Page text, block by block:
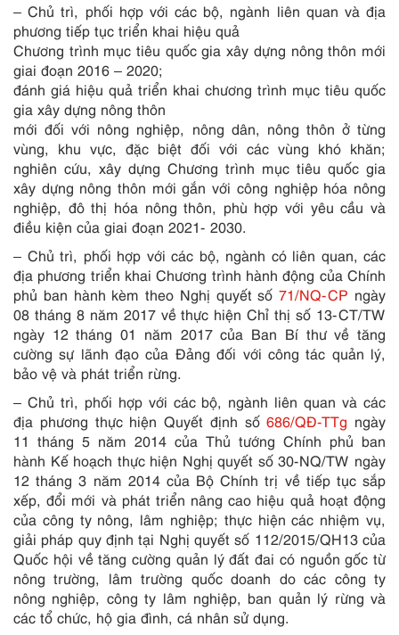
– Chủtrì, phối hợp với các bộ, ngành liên quan và địa
phương tiếp tục triển khai hiệu quả
Chương trình mục tiêu quốc gia xây dựng nông thôn mới
giai đoạn 2016 – 2020;
đánh giá hiệu quả triển khai chương trình mục tiêu quốc
gia xây dựng nông thôn
mới đối với nông nghiệp, nông dân, nông thôn ở từng
vùng, khu vực, đặc biệt đối với các vùng khó khăn;
nghiên cứu, xây dựng Chương trình mục tiêu quốc gia
xây dựng nông thôn mới gắn với công nghiệp hóa nông
nghiệp, đô thị hóa nông thôn, phù hợp với yêu cầu và
điều kiện của giai đoạn 2021- 2030.
– Chủ trì, phối hợp với các bộ, ngành có liên quan, các
địa phương triển khai Chương trình hành động của Chính
phủ ban hành kèm theo Nghị quyết số71/NQ-CP ngày
08 tháng 8 năm 2017 về thực hiện Chỉ thị số 13-CT/TW
ngày 12 tháng 01 năm 2017 của Ban Bí thư về tăng
cường sự lãnh đạo của Đảng đối với công tác quản lý,
bảo vệ và phát triển rừng.
– Chủ trì, phối hợp với các bộ, ngành liên quan và các
địa phương thực hiện Quyết định số686/QĐ-TTg ngày
11 tháng 5 năm 2014 của Thủ tướng Chính phủ ban
hành Kế hoạch thực hiện Nghị quyết số 30-NQ/TW ngày
12 tháng 3 năm 2014 của Bộ Chính trị về tiếp tục sắp
xếp, đổi mới và phát triển nâng cao hiệu quả hoạt động
của công ty nông, lâm nghiệp; thực hiện các nhiệm vụ,
giải pháp quy định tại Nghị quyết số 112/2015/QH13 của
Quốc hội về tăng cường quản lý đất đai có nguồn gốc từ
nông trường, lâm trường quốc doanh do các công ty
nông nghiệp, công ty lâm nghiệp, ban quản lý rừng và
các tổ chức, hộ gia đình, cá nhân sử dụng.